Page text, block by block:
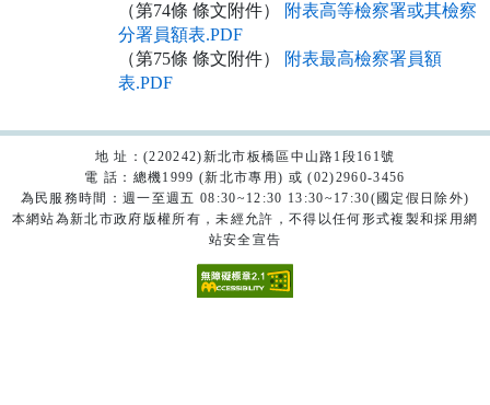
（第74條 條文附件）
附表高等檢察署或其檢察
分署員額表.PDF
（第75條 條文附件）
附表最高檢察署員額
表.PDF
地 址：(220242)新北市板橋區中山路1段161號
電 話：總機1999 (新北市專用) 或 (02)2960-3456
為民服務時間：週一至週五 08:30~12:30 13:30~17:30(國定假日除外)
本網站為新北市政府版權所有，未經允許，不得以任何形式複製和採用網
站安全宣告